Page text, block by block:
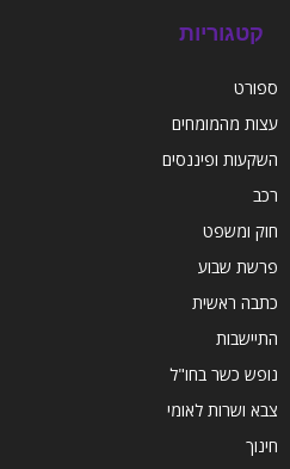
קטגוריות
ספורט
עצות מהמומחים
השקעות ופיננסים
רכב
חוק ומשפט
פרשת שבוע
כתבה ראשית
התיישבות
נופש כשר בחו"ל
צבא ושרות לאומי
חינוך